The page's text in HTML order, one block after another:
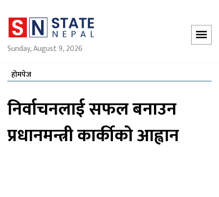
Sunday, August 9, 2026
होमपेज
निर्वाचनलाई सफल बनाउन
प्रधानमन्त्री कार्कीको आह्वान